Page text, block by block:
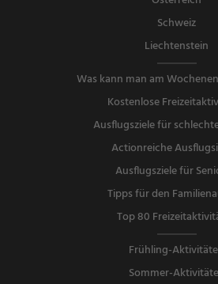
Schweiz
Liechtenstein
Was kann man am
Kostenlose
Ausflugsziele für
Actionreiche
Ausflugsziele für
Tipps für den
Top 80
Frühling-
Sommer-